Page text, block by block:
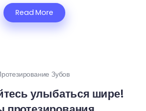
Read More
Зубов
улыбаться шире!